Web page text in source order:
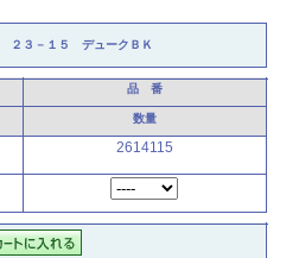
２３－１５ デュークＢＫ
品 番
数量
2614115